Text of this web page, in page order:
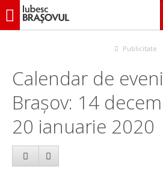
iubescbraşovul.ro
Publicitate
Calendar de
Brașov: 14
20 ianuarie 2020